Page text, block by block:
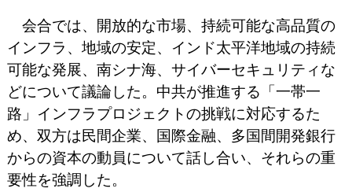
会合では、開放的な市場、持続可能な高品質の
インフラ、地域の安定、インド太平洋地域の持続
可能な発展、南シナ海、サイバーセキュリティな
どについて議論した。中共が推進する「一帯一
路」インフラプロジェクトの挑戦に対応するた
め、双方は民間企業、国際金融、多国間開発銀行
からの資本の動員について話し合い、それらの重
要性を強調した。